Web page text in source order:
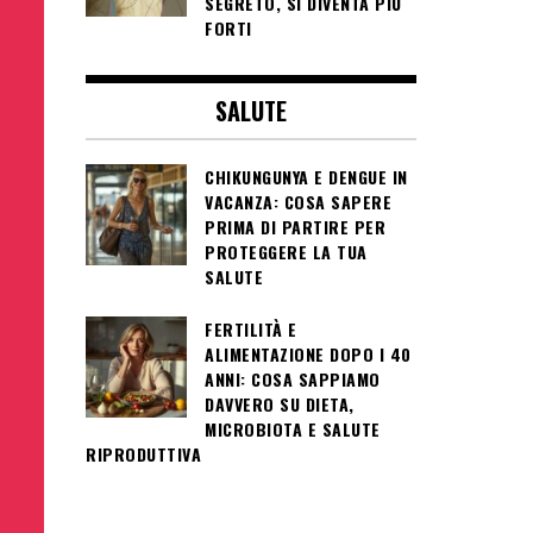
FORTI
SALUTE
CHIKUNGUNYA E DENGUE IN
VACANZA: COSA SAPERE
PRIMA DI PARTIRE PER
PROTEGGERE LA TUA
SALUTE
FERTILITÀ E
ALIMENTAZIONE DOPO I 40
ANNI: COSA SAPPIAMO
DAVVERO SU DIETA,
MICROBIOTA E SALUTE
RIPRODUTTIVA